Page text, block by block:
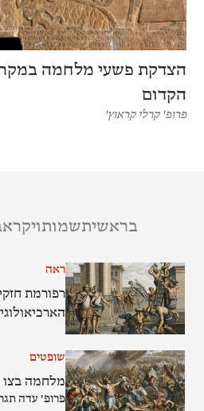
הצדקת פשעי מלחמה
הקדום
פרופ' קרלי קראוץ'
בראשיתשמותויקרא
ראה
רפורמת
שופטים
מלחמה בצו
פרופ' עדה